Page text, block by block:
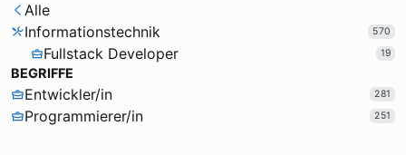
Alle
Informationstechnik
570
Fullstack Developer 19
BEGRIFFE
Entwickler/in 281
Programmierer/in 251